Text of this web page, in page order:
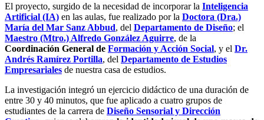
El proyecto, surgido de la necesidad de incorporar la Inteligencia
Artificial (IA) en las aulas, fue realizado por la Doctora (Dra.)
María del Mar Sanz Abbud, del Departamento de Diseño; el
Maestro (Mtro.) Alfredo González Aguirre, de la
Coordinación General de Formación y Acción Social, y el Dr.
Andrés Ramírez Portilla, del Departamento de Estudios
Empresariales de nuestra casa de estudios.
La investigación integró un ejercicio didáctico de una duración de
entre 30 y 40 minutos, que fue aplicado a cuatro grupos de
estudiantes de la carrera de Diseño Sensorial y Dirección